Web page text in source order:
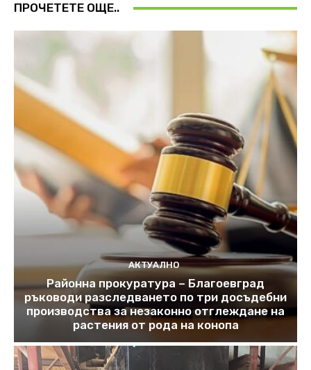
ПРОЧЕТЕТЕ ОЩЕ..
АКТУАЛНО
Районна прокуратура – Благоевград
ръководи разследването по три досъдебни
производства за незаконно отглеждане на
растения от рода на конопа